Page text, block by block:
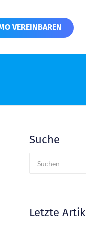
VEREINBAREN
Suche
Letzte